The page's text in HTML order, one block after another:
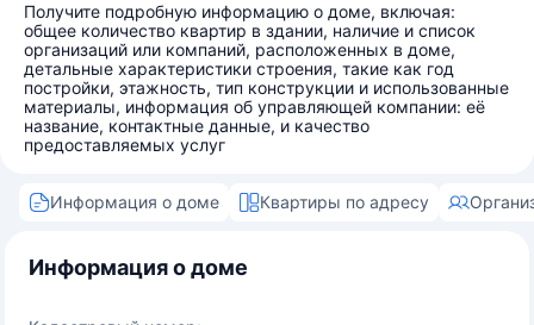
Получите подробную информацию о доме, включая:
общее количество квартир в здании, наличие и список
организаций или компаний, расположенных в доме,
детальные характеристики строения, такие как год
постройки, этажность, тип конструкции и использованные
материалы, информация об управляющей компании: её
название, контактные данные, и качество
предоставляемых услуг
Информация о доме Квартиры по адресу
Информация о доме